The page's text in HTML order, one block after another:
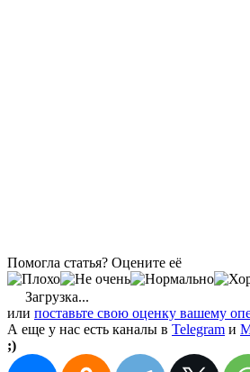
Помогла статья? Оцените её
Загрузка...
или поставьте свою оценку вашему
А еще у нас есть каналы в Telegram и
;)